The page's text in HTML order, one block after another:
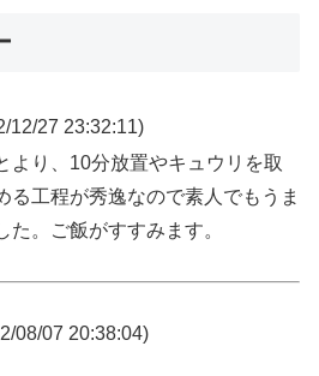
12/27 23:32:11)
より、10分放置やキュウリを取
る工程が秀逸なので素人でもうま
た。ご飯がすすみます。
08/07 20:38:04)